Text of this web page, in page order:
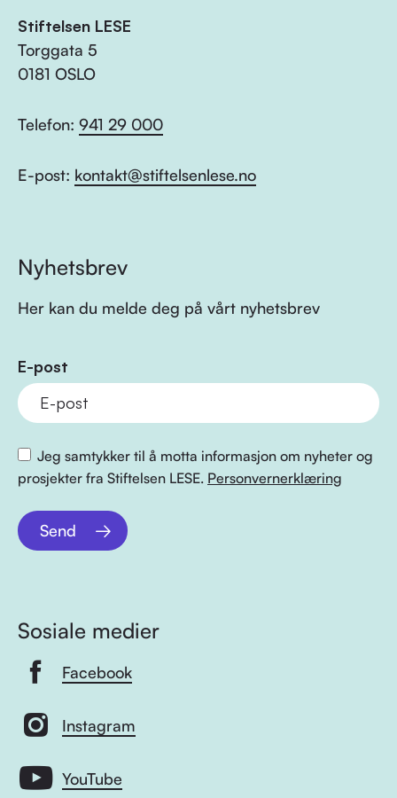
Stiftelsen LESE
Torggata 5
0181 OSLO
Telefon: 941 29 000
E-post: kontakt@stiftelsenlese.no
Nyhetsbrev
Her kan du melde deg på vårt nyhetsbrev
E-post
Jeg samtykker til å motta informasjon om nyheter og
prosjekter fra Stiftelsen LESE. Personvernerklæring
Send
Sosiale medier
Facebook
Instagram
YouTube